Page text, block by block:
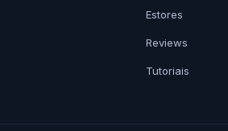
Estores
Reviews
Tutoriais